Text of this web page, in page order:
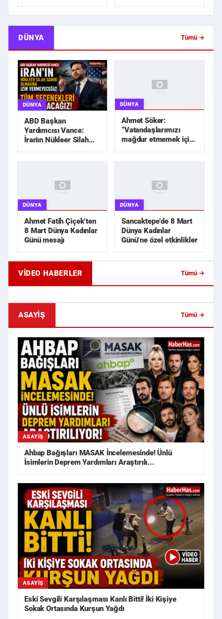
Adım Atılmayaca...
DÜNYA Tümü →
DÜNYA
ABD Başkan
Yardımcısı Vance:
İran'ın Nükleer Silah
DÜNYA
Ahmet Söker:
“Vatandaşlarımızı
mağdur etmemek için
DÜNYA
Ahmet Fatih Çiçek’ten
8 Mart Dünya Kadınlar
Günü mesajı
DÜNYA
Sancaktepe’de 8 Mart
Dünya Kadınlar
Günü’ne özel etkinlikler
VIDEO HABERLER Tümü →
Eski Sevgili Karşılaşması Kanlı Bitti!
Apartman Girişinde
ASAYIŞ Tümü →
ASAYIŞ
Ahbap Bağışları MASAK İncelemesinde! Ünlü
İsimlerin Deprem Yardımları Araştırılı...
ASAYIŞ
Eski Sevgili Karşılaşması Kanlı Bitti! İki Kişiye
Sokak Ortasında Kurşun Yağdı